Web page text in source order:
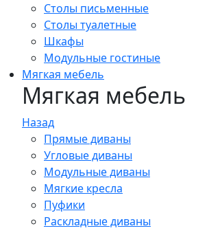
Столы письменные
Столы туалетные
Шкафы
Модульные гостиные
Мягкая мебель
Мягкая мебель
Назад
Прямые диваны
Угловые диваны
Модульные диваны
Мягкие кресла
Пуфики
Раскладные диваны